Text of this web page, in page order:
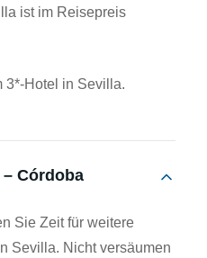
ist im Reisepreis
3*-Hotel in Sevilla.
Córdoba
Sie Zeit für weitere
Sevilla. Nicht versäumen